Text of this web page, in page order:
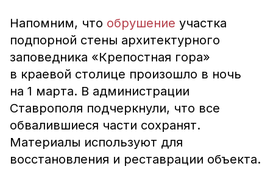
Напомним, что обрушение участка
подпорной стены архитектурного
заповедника «Крепостная гора»
в краевой столице произошло в ночь
на 1 марта. В администрации
Ставрополя подчеркнули, что все
обвалившиеся части сохранят.
Материалы используют для
восстановления и реставрации объекта.